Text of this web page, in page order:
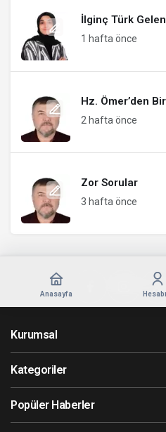
İlginç Türk
1 hafta önce
Hz. Ömer’den
2 hafta önce
Zor Sorular
3 hafta önce
Anasayfa
Kurumsal
Kategoriler
Popüler Haberler